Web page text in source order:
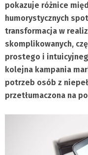
pokazuje różnice
humorystycznych
transformacja w
skomplikowanych,
prostego i
kolejna kampania
potrzeb osób z
przetłumaczona na